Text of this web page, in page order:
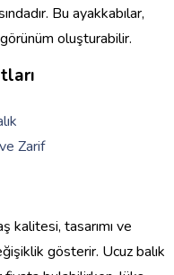
Bu ayakkabılar,
oluşturabilir.
kalitesi, tasarımı ve
gösterir. Ucuz balık